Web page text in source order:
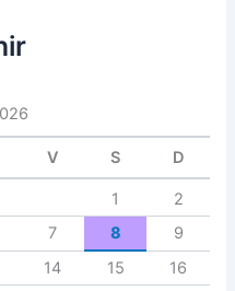
V S D
1
2
7 8
9
14 15
16